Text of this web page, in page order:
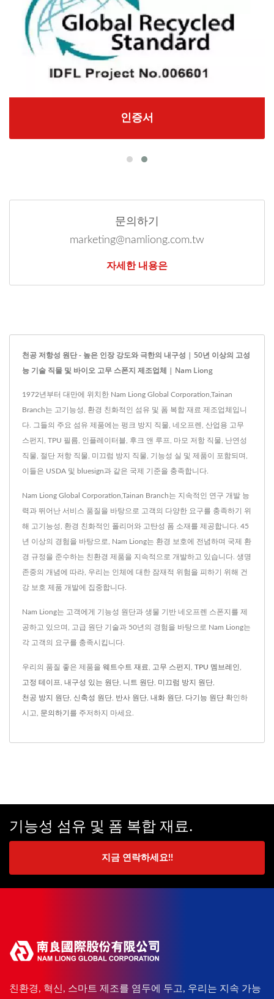
인증서
문의하기
marketing@namliong.com.tw
자세한 내용은
천공 저항성 원단 - 높은 인장 강도와 극한의 내구성 | 50년 이상의 고성
능 기술 직물 및 바이오 고무 스폰지 제조업체 | Nam Liong
1972년부터 대만에 위치한 Nam Liong Global Corporation,Tainan
Branch는 고기능성, 환경 친화적인 섬유 및 폼 복합 재료 제조업체입니
다. 그들의 주요 섬유 제품에는 펑크 방지 직물, 네오프렌, 산업용 고무
스펀지, TPU 필름, 인플레이터블, 후크 앤 루프, 마모 저항 직물, 난연성
직물, 절단 저항 직물, 미끄럼 방지 직물, 기능성 실 및 제품이 포함되며,
이들은 USDA 및 bluesign과 같은 국제 기준을 충족합니다.
Nam Liong Global Corporation,Tainan Branch는 지속적인 연구 개발 능
력과 뛰어난 서비스 품질을 바탕으로 고객의 다양한 요구를 충족하기 위
해 고기능성, 환경 친화적인 폴리머와 고탄성 폼 소재를 제공합니다. 45
년 이상의 경험을 바탕으로, Nam Liong는 환경 보호에 전념하며 국제 환
경 규정을 준수하는 친환경 제품을 지속적으로 개발하고 있습니다. 생명
존중의 개념에 따라, 우리는 인체에 대한 잠재적 위험을 피하기 위해 건
강 보호 제품 개발에 집중합니다.
Nam Liong는 고객에게 기능성 원단과 생물 기반 네오프렌 스폰지를 제
공하고 있으며, 고급 원단 기술과 50년의 경험을 바탕으로 Nam Liong는
각 고객의 요구를 충족시킵니다.
우리의 품질 좋은 제품을 웨트수트 재료 고무 스펀지 TPU 멤브레인
고정 테이프 내구성 있는 원단 니트 원단 미끄럼 방지 원단
천공 방지 원단 신축성 원단 반사 원단 내화 원단 다기능 원단 확인하
시고, 문의하기 를 주저하지 마세요.
기능성 섬유 및 폼 복합 재료.
지금 연락하세요!!
친환경, 혁신, 스마트 제조를 염두에 두고, 우리는 지속 가능